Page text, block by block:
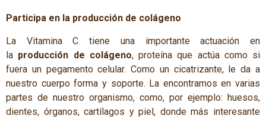
Participa en la producción de colágeno
La Vitamina C tiene una importante actuación en
la producción de colágeno, proteína que actúa como si
fuera un pegamento celular. Como un cicatrizante, le da a
nuestro cuerpo forma y soporte. La encontramos en varias
partes de nuestro organismo, como, por ejemplo: huesos,
dientes, órganos, cartílagos y piel, donde más interesante